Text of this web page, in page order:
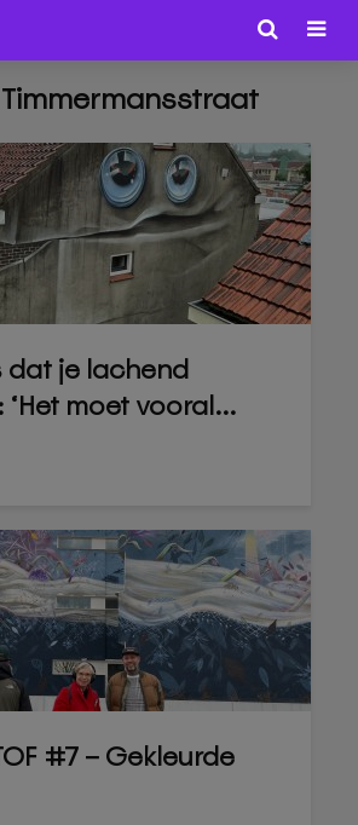
Timmermansstraat
dat je lachend
moet vooral...
#7 – Gekleurde